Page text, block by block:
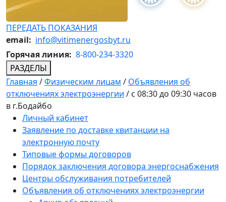
ПЕРЕДАТЬ ПОКАЗАНИЯ
email: info@vitimenergosbyt.ru
Горячая линия: 8-800-234-3320
РАЗДЕЛЫ
Главная /Физическим лицам / Объявления об
отключениях электроэнергии / с 08:30 до 09:30 часов
в г.Бодайбо
Личный кабинет
Заявление по доставке квитанции на
электронную почту
Типовые формы договоров
Порядок заключения договора энергоснабжения
Центры обслуживания потребителей
Объявления об отключениях электроэнергии